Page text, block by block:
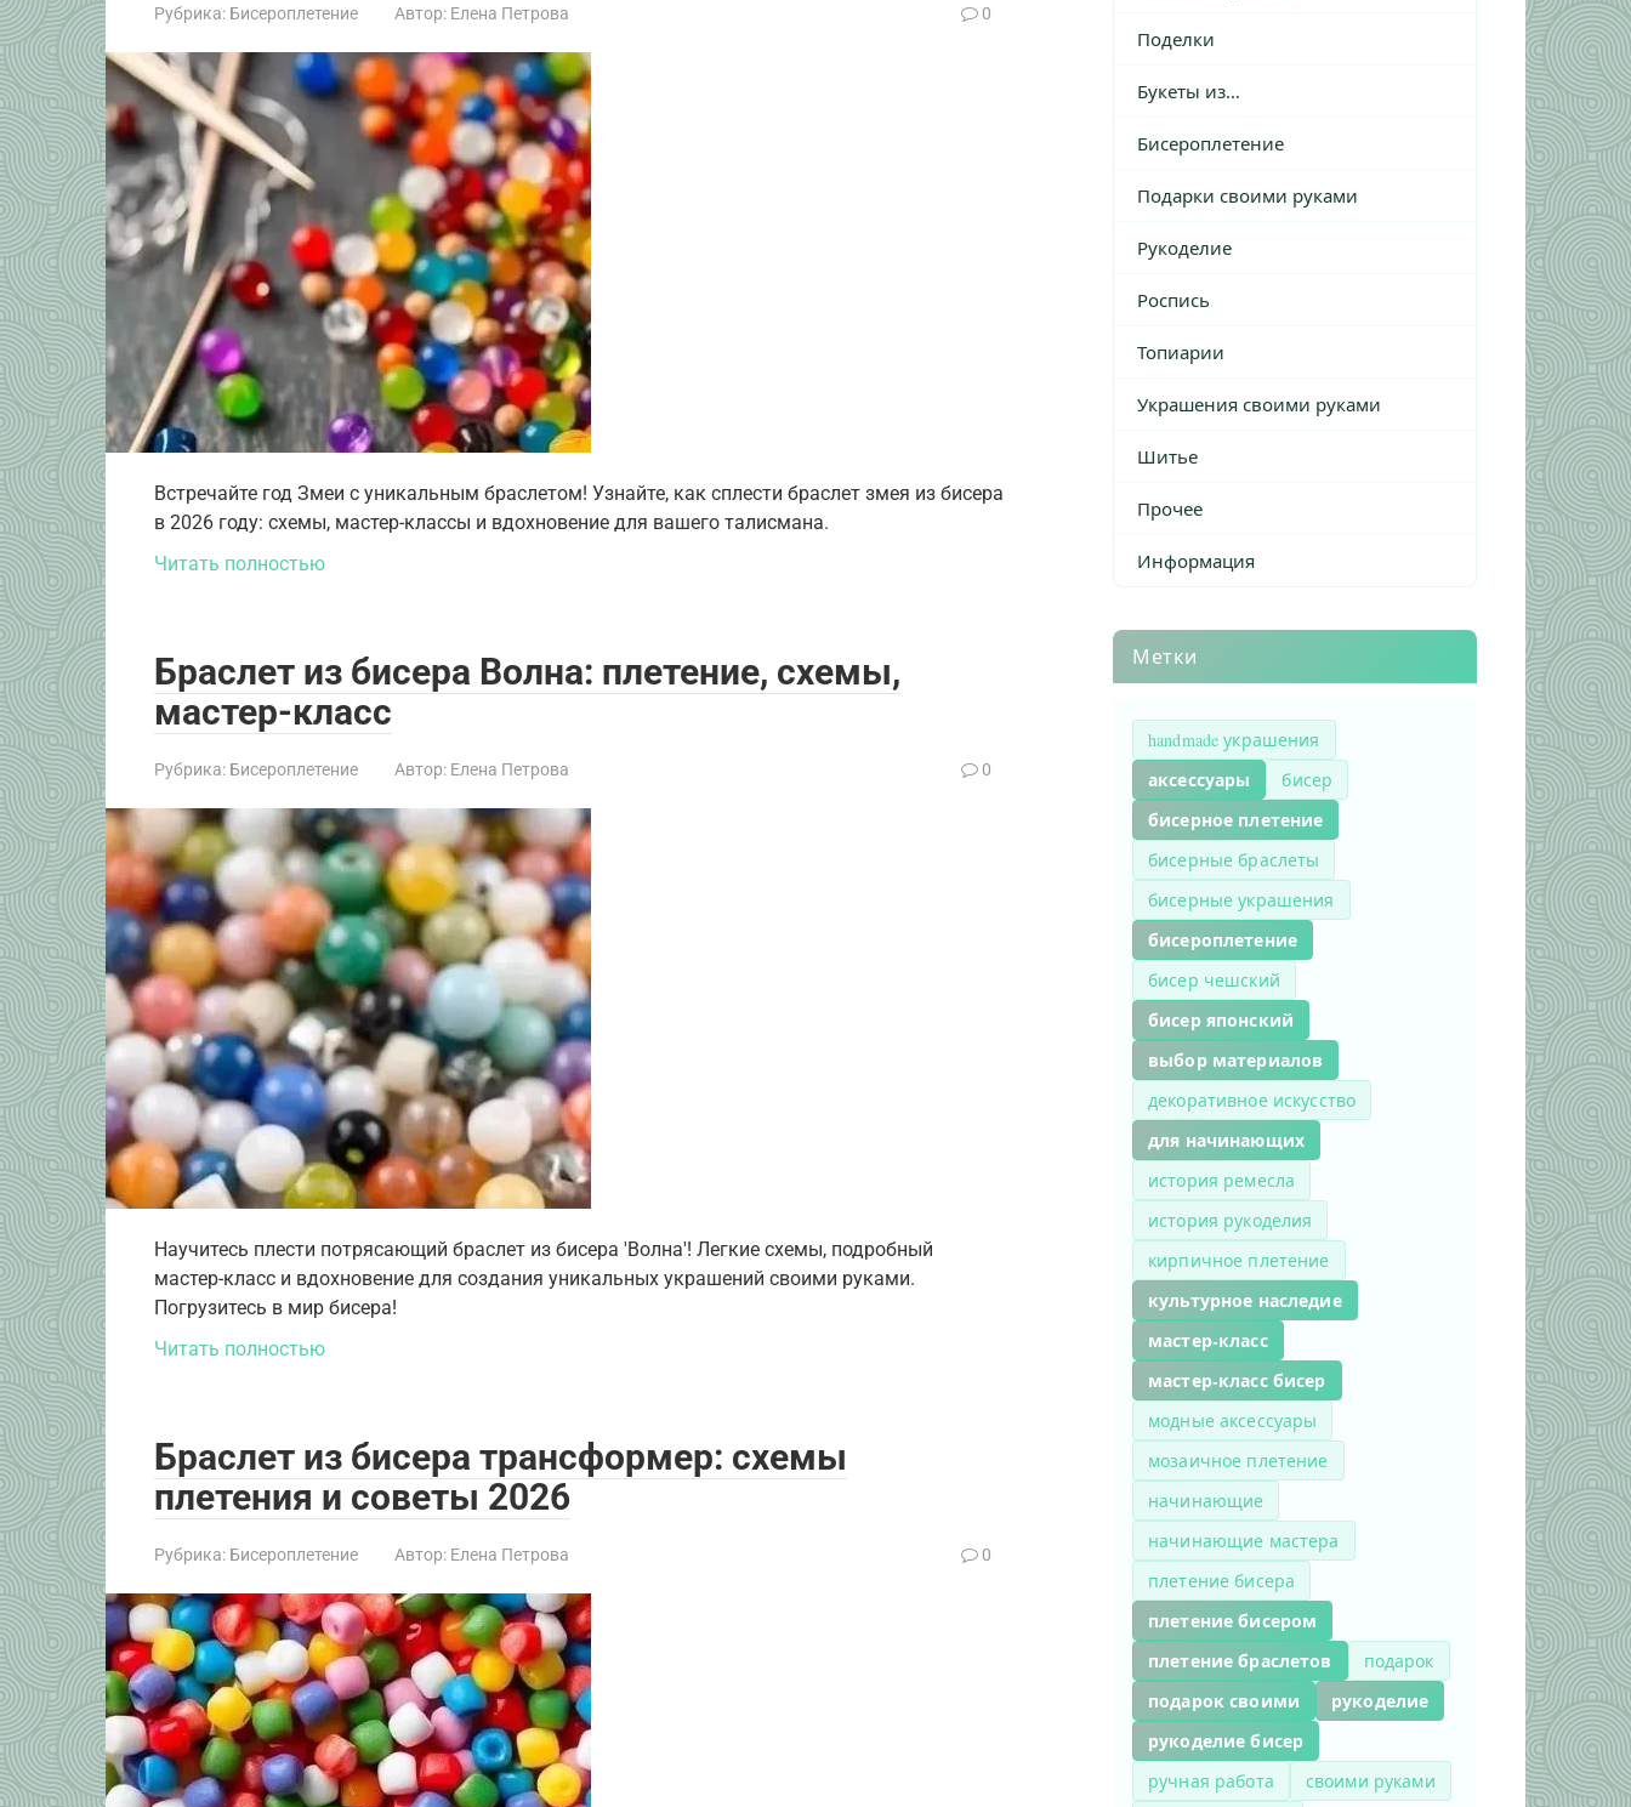
Рубрика: Бисероплетение Автор: Елена Петрова 0
Встречайте год Змеи с уникальным браслетом! Узнайте, как сплести браслет змея из бисера
в 2026 году: схемы, мастер-классы и вдохновение для вашего талисмана.
Читать полностью
Браслет из бисера Волна: плетение, схемы,
мастер-класс
Рубрика: Бисероплетение Автор: Елена Петрова 0
Научитесь плести потрясающий браслет из бисера 'Волна'! Легкие схемы, подробный
мастер-класс и вдохновение для создания уникальных украшений своими руками.
Погрузитесь в мир бисера!
Читать полностью
Браслет из бисера трансформер: схемы
плетения и советы 2026
Рубрика: Бисероплетение Автор: Елена Петрова 0
Поделки
Букеты из…
Бисероплетение
Подарки своими руками
Рукоделие
Роспись
Топиарии
Украшения своими руками
Шитье
Прочее
Информация
Метки
handmade украшения
аксессуары бисер
бисерное плетение
бисерные браслеты
бисерные украшения
бисероплетение
бисер чешский
бисер японский
выбор материалов
декоративное искусство
для начинающих
история ремесла
история рукоделия
кирпичное плетение
культурное наследие
мастер-класс
мастер-класс бисер
модные аксессуары
мозаичное плетение
начинающие
начинающие мастера
плетение бисера
плетение бисером
плетение браслетов
подарок
подарок своими
рукоделие
рукоделие бисер
ручная работа
своими руками